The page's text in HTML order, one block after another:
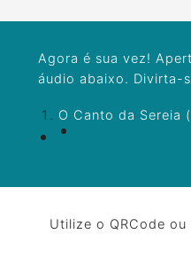
Agora é sua vez!
áudio abaixo. Divirta-
O Canto da Sereia
Utilize o QRCode